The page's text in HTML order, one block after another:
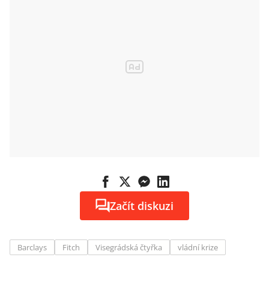
Začít diskuzi
Barclays Fitch Visegrádská čtyřka vládní krize